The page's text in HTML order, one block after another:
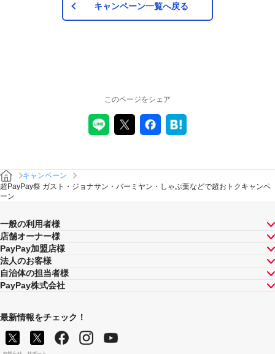
キャンペーン一覧へ戻る
このページをシェア
キャンペーン
超PayPay祭 ガスト・ジョナサン・バーミヤン・しゃぶ葉などで超おトクキャンペ
ーン
一般の利用者様
店舗オーナー様
PayPay加盟店様
法人のお客様
自治体の担当者様
PayPay株式会社
最新情報をチェック！